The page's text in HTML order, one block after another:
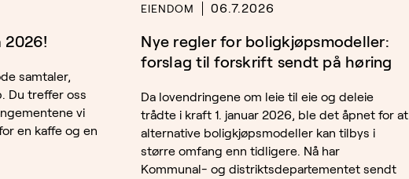
2026!
samtaler,
Du treffer oss
vi
en kaffe og en
EIENDOM 06.7.2026
Nye regler for boligkjøpsmodeller:
forslag til forskrift sendt på høring
Da lovendringene om leie til eie og deleie
trådte i kraft 1. januar 2026, ble det åpnet for at
alternative boligkjøpsmodeller kan tilbys i
større omfang enn tidligere. Nå har
Kommunal- og distriktsdepartementet sendt